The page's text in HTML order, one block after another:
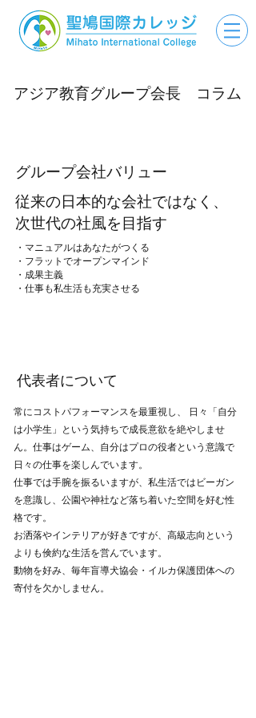
アジア教育グループ会長 コラム
グループ会社バリュー
従来の日本的な会社ではなく、
次世代の社風を目指す
・マニュアルはあなたがつくる
・フラットでオープンマインド
・成果主義
・仕事も私生活も充実させる
代表者について
常にコストパフォーマンスを最重視し、 日々「自分
は小学生」という気持ちで成長意欲を絶やしませ
ん。仕事はゲーム、自分はプロの役者という意識で
日々の仕事を楽しんでいます。
仕事では手腕を振るいますが、私生活ではビーガン
を意識し、公園や神社など落ち着いた空間を好む性
格です。
お洒落やインテリアが好きですが、高級志向という
よりも倹約な生活を営んでいます。
動物を好み、毎年盲導犬協会・イルカ保護団体への
寄付を欠かしません。